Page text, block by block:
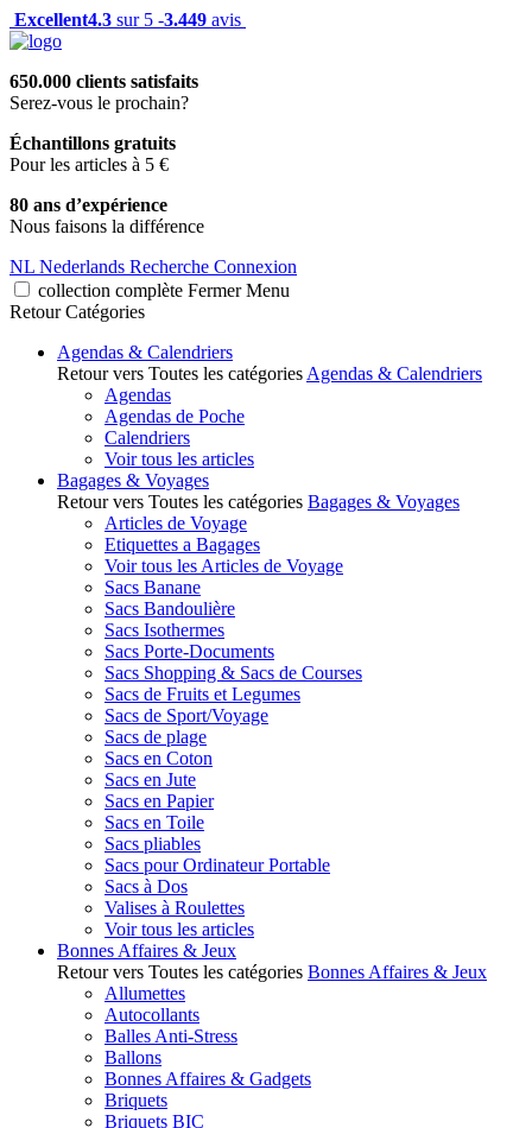
Excellent4.3 sur 5 -3.449 avis
650.000 clients satisfaits
Serez-vous le prochain?
Échantillons gratuits
Pour les articles à 5 €
80 ans d’expérience
Nous faisons la différence
NL Nederlands Recherche Connexion
collection complète Fermer Menu
Retour Catégories
Agendas & Calendriers
Retour vers Toutes les catégories Agendas & Calendriers
Agendas
Agendas de Poche
Calendriers
Voir tous les articles
Bagages & Voyages
Retour vers Toutes les catégories Bagages & Voyages
Articles de Voyage
Etiquettes a Bagages
Voir tous les Articles de Voyage
Sacs Banane
Sacs Bandoulière
Sacs Isothermes
Sacs Porte-Documents
Sacs Shopping & Sacs de Courses
Sacs de Fruits et Legumes
Sacs de Sport/Voyage
Sacs de plage
Sacs en Coton
Sacs en Jute
Sacs en Papier
Sacs en Toile
Sacs pliables
Sacs pour Ordinateur Portable
Sacs à Dos
Valises à Roulettes
Voir tous les articles
Bonnes Affaires & Jeux
Retour vers Toutes les catégories Bonnes Affaires & Jeux
Allumettes
Autocollants
Balles Anti-Stress
Ballons
Bonnes Affaires & Gadgets
Briquets
Briquets BIC